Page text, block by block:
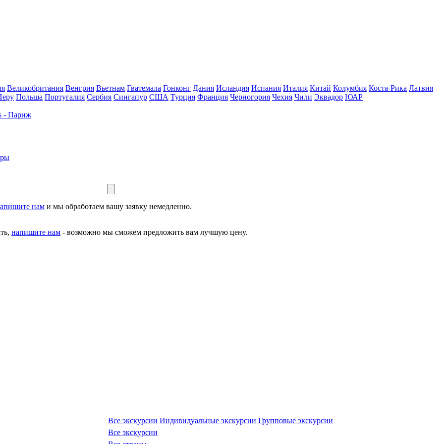
Великобритания Венгрия Вьетнам Гватемала Гонконг Дания Исландия Испания Италия Китай Колумбия Коста-Рика Латвия
Польша Португалия Сербия Сингапур США Турция Франция Черногория Чехия Чили Эквадор ЮАР
- Париж
нам и мы обработаем вашу заявку немедленно.
напишите нам - возможно мы сможем предложить вам лучшую цену.
Все экскурсии Индивидуальные экскурсии Групповые экскурсии
Все экскурсии